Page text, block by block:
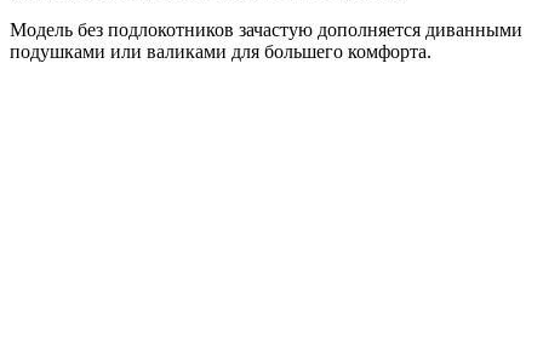
Модель без подлокотников зачастую дополняется диванными
подушками или валиками для большего комфорта.